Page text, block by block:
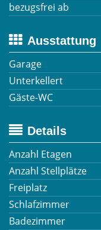
bezugsfrei ab
Ausstattung
Garage
Unterkellert
Gäste-WC
Details
Anzahl Etagen
Anzahl Stellplätze
Freiplatz
Schlafzimmer
Badezimmer